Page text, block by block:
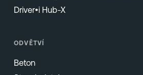
Driver•i Hub-X
ODVĚTVÍ
Beton